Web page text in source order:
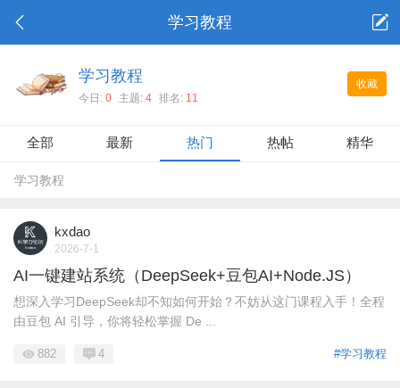
学习教程
收藏
学习教程
今日:0 主题:4 排名: 11
全部 最新 热门 热帖 精华
学习教程
kxdao
2026-7-1
AI一键建站系统（DeepSeek+豆包AI+Node.JS）
想深入学习DeepSeek却不知如何开始？不妨从这门课程入手！全程
由豆包 AI 引导，你将轻松掌握 De ...
#学习教程
882 4